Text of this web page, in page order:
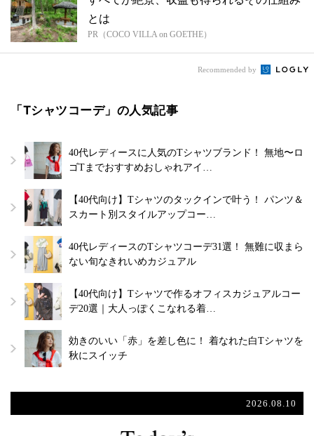
とは
PR（COCO VILLA on GOETHE）
Recommended by
「Tシャツコーデ」の人気記事
40代レディースに人気のTシャツブランド！ 無地〜ロ
ゴTまでおすすめおしゃれアイ…
【40代向け】Tシャツのタックインで叶う！ パンツ＆
スカート別スタイルアップコー…
40代レディースのTシャツコーデ31選！ 無難に収まら
ない旬なきれいめカジュアル
【40代向け】Tシャツで作るオフィスカジュアルコー
デ20選｜大人っぽくこなれる着…
効きのいい「赤」を差し色に！ 着なれた白Tシャツを
秋にスイッチ
2026.08.10